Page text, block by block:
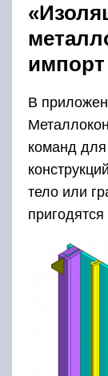
импорт
В
команд
тело или